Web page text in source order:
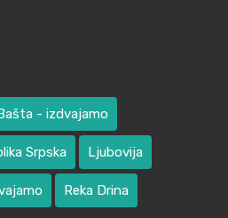
- izdvajamo
Srpska Ljubovija
Reka Drina